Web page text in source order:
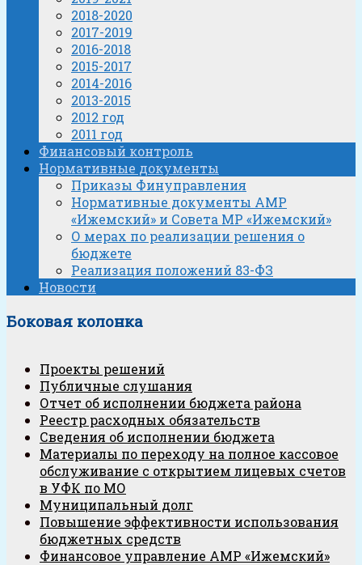
2018-2020
2017-2019
2016-2018
2015-2017
2014-2016
2013-2015
2012 год
2011 год
Финансовый контроль
Нормативные документы
Приказы Финуправления
Нормативные документы АМР
«Ижемский» и Совета МР «Ижемский»
О мерах по реализации решения о
бюджете
Реализация положений 83-ФЗ
Новости
Боковая колонка
Проекты решений
Публичные слушания
Отчет об исполнении бюджета района
Реестр расходных обязательств
Сведения об исполнении бюджета
Материалы по переходу на полное кассовое
обслуживание с открытием лицевых счетов
в УФК по МО
Муниципальный долг
Повышение эффективности использования
бюджетных средств
Финансовое управление АМР «Ижемский»